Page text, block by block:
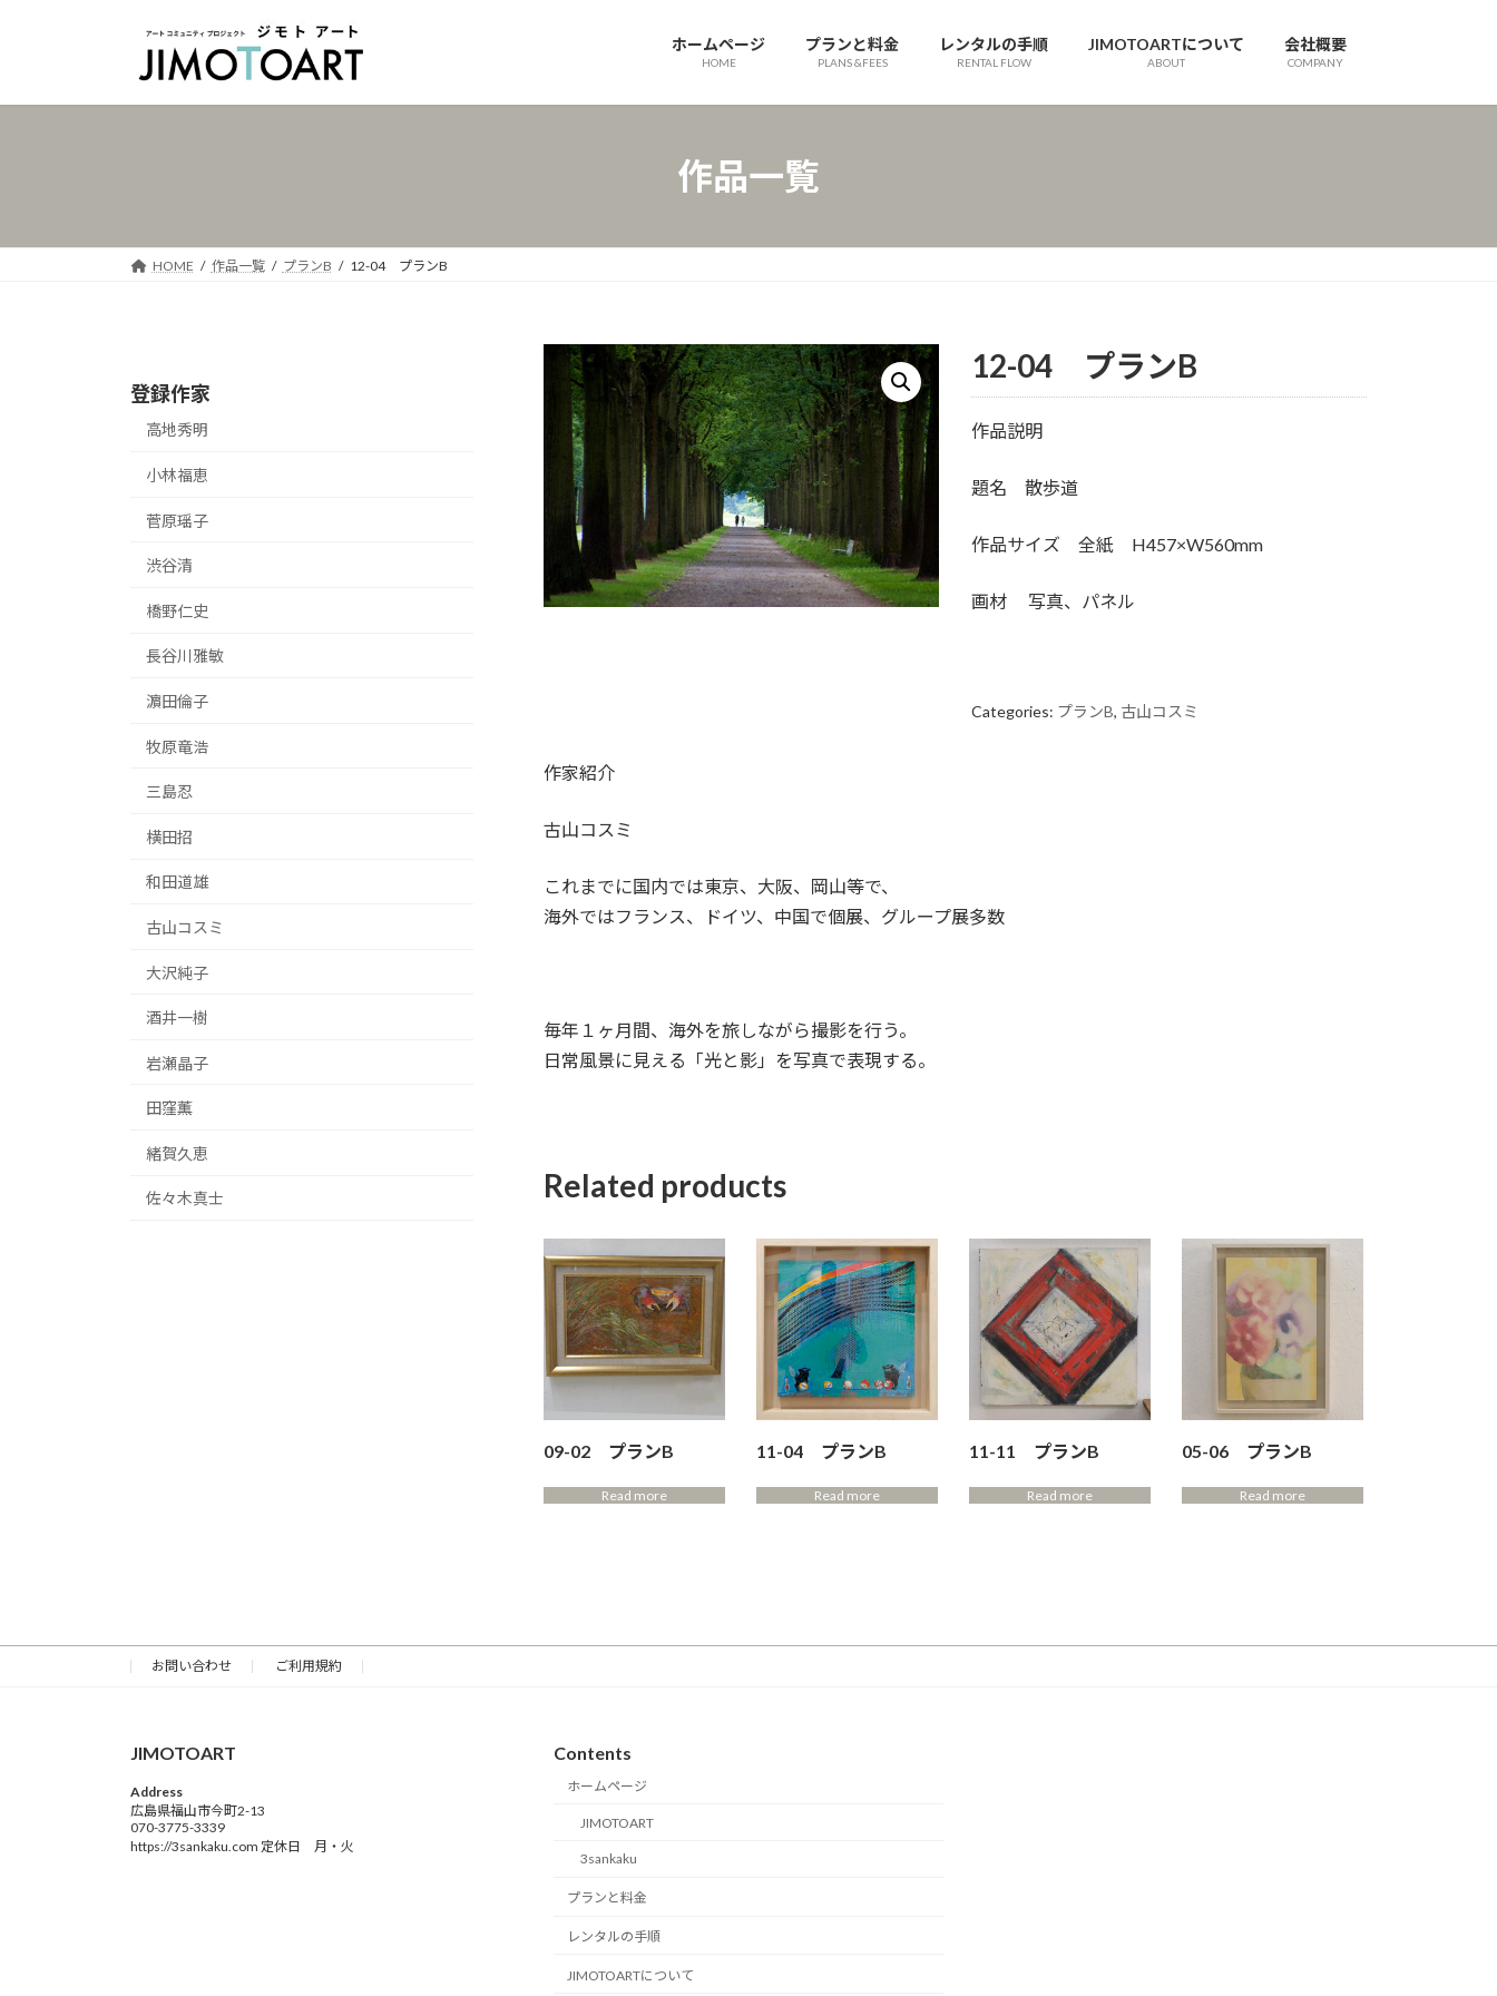
プ
動
ホームページ
HOME
プランと料金
PLANS &FEES
レンタルの手順
RENTAL FLOW
JIMOTOARTについて
ABOUT
会社概要
COMPANY
作品一覧
HOME 作品一覧 プランB 12-04 プランB
12-04 プランB
作品説明
題名 散歩道
作品サイズ 全紙 H457×W560mm
画材 写真、パネル
Categories: プランB, 古山コスミ
作家紹介
古山コスミ
これまでに国内では東京、大阪、岡山等で、
海外ではフランス、ドイツ、中国で個展、グループ展多数
毎年１ヶ月間、海外を旅しながら撮影を行う。
日常風景に見える「光と影」を写真で表現する。
Related products
09-02 プランB
Read more
11-04 プランB
Read more
11-11 プランB
Read more
05-06 プランB
Read more
登録作家
高地秀明
小林福恵
菅原瑶子
渋谷清
橋野仁史
長谷川雅敏
濵田倫子
牧原竜浩
三島忍
横田招
和田道雄
古山コスミ
大沢純子
酒井一樹
岩瀬晶子
田窪薫
緒賀久恵
佐々木真士
お問い合わせ ご利用規約
JIMOTOART
Address
広島県福山市今町2-13
070-3775-3339
https://3sankaku.com 定休日 月・火
Contents
ホームページ
JIMOTOART
3sankaku
プランと料金
レンタルの手順
JIMOTOARTについて